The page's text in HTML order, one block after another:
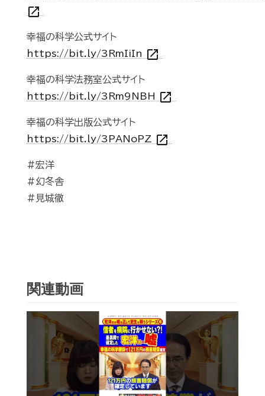
open_in_new
幸福の科学公式サイト
https://bit.ly/3RmIiIn open_in_new
幸福の科学法務室公式サイト
https://bit.ly/3Rm9NBH open_in_new
幸福の科学出版公式サイト
https://bit.ly/3PANoPZ open_in_new
#宏洋
#幻冬舎
#見城徹
関連動画